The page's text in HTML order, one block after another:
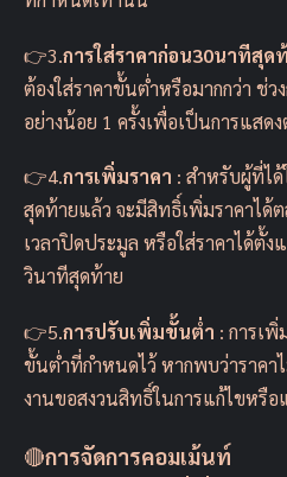
👉3.การใส่ราคาก่อน30นาทีสุด
ต้องใส่ราคาขั้นต่ำหรือมากกว่า ช่ว
อย่างน้อย 1 ครั้งเพื่อเป็นการแสด
👉4.การเพิ่มราคา : สำหรับผู้ที่ไ
สุดท้ายแล้ว จะมีสิทธิ์เพิ่มราคาได้
เวลาปิดประมูล หรือใส่ราคาได้ตั้
วินาทีสุดท้าย
👉5.การปรับเพิ่มขั้นต่ำ : การเ
ขั้นต่ำที่กำหนดไว้ หากพบว่าราค
งานขอสงวนสิทธิ์ในการแก้ไขหรือ
🔴การจัดการคอมเม้นท์